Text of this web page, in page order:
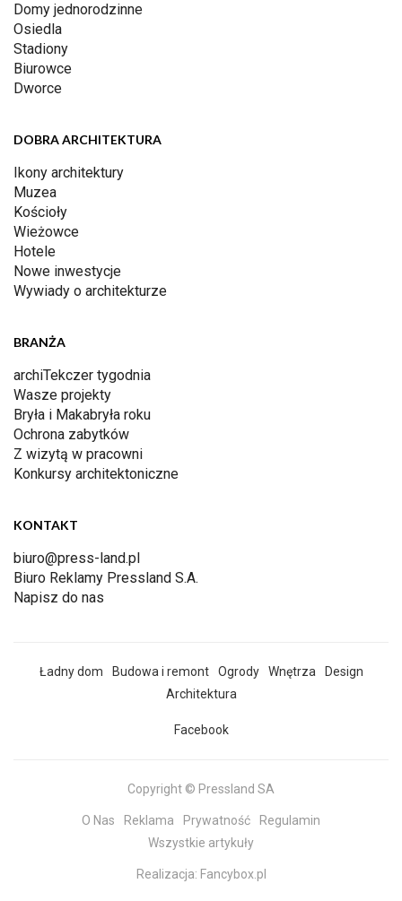
Domy jednorodzinne
Osiedla
Stadiony
Biurowce
Dworce
DOBRA ARCHITEKTURA
Ikony architektury
Muzea
Kościoły
Wieżowce
Hotele
Nowe inwestycje
Wywiady o architekturze
BRANŻA
archiTekczer tygodnia
Wasze projekty
Bryła i Makabryła roku
Ochrona zabytków
Z wizytą w pracowni
Konkursy architektoniczne
KONTAKT
biuro@press-land.pl
Biuro Reklamy Pressland S.A.
Napisz do nas
Ładny dom Budowa i remont Ogrody Wnętrza
Design
Architektura
Facebook
Copyright © Pressland SA
O Nas Reklama Prywatność
Regulamin
Wszystkie artykuły
Realizacja: Fancybox.pl